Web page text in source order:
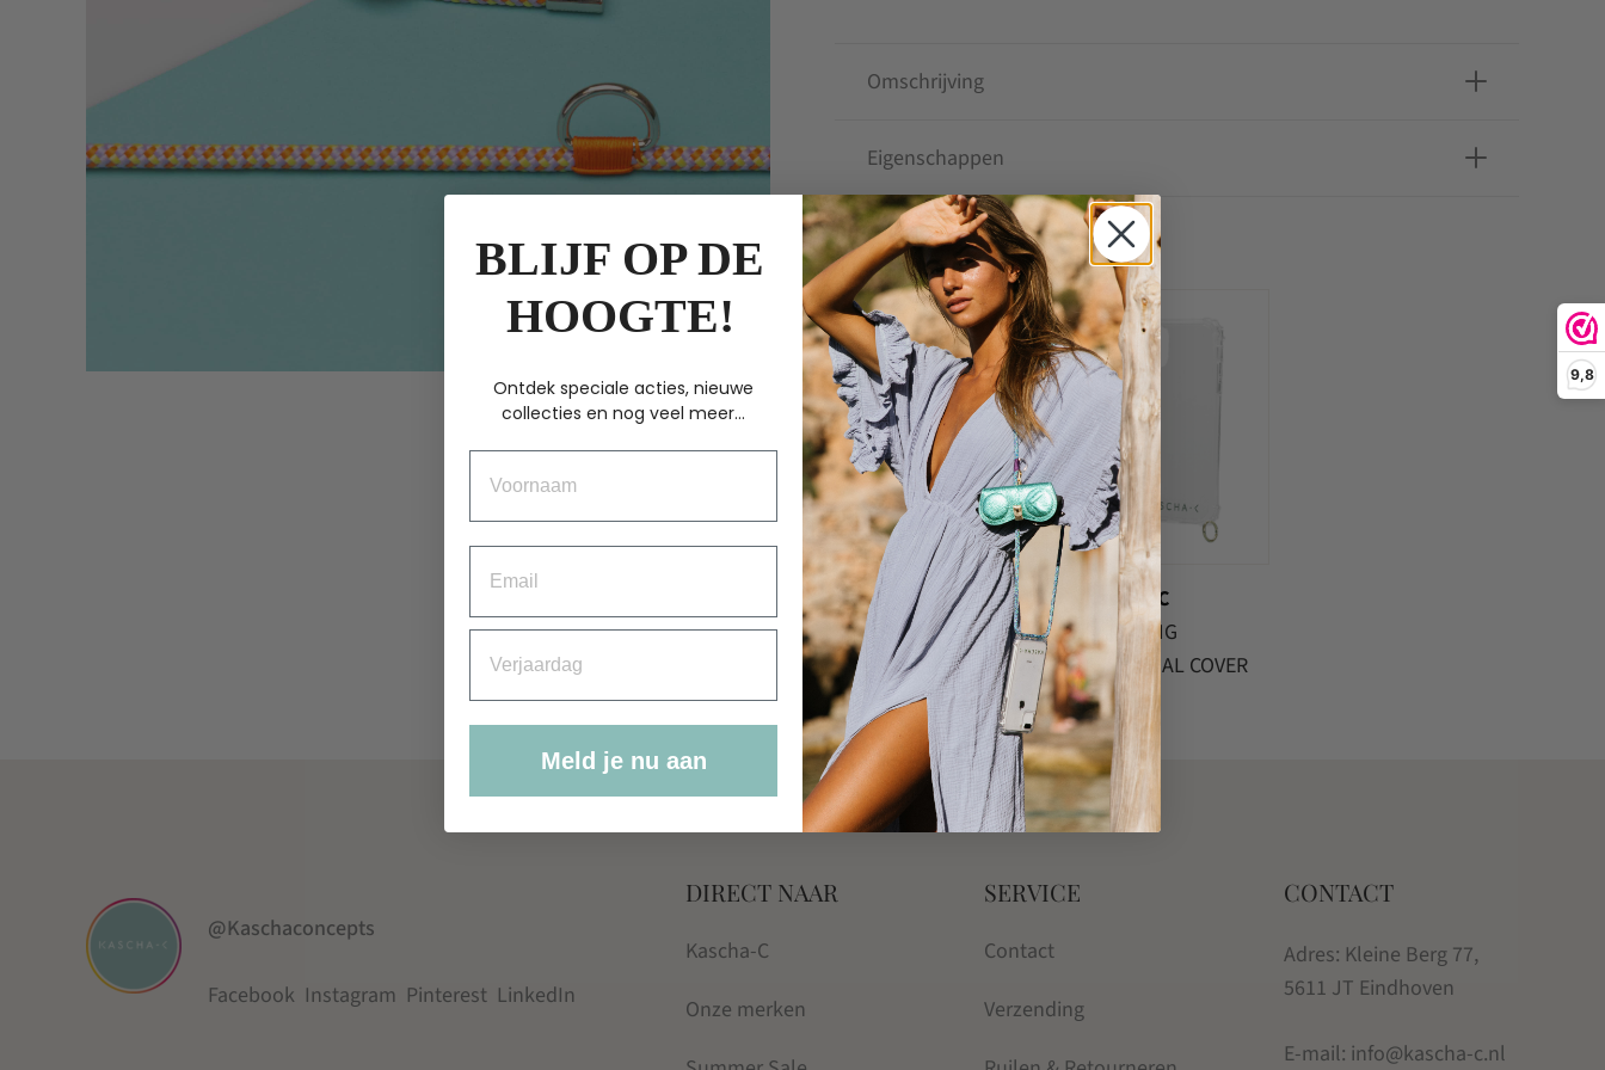
9,8
Omschrijving
Eigenschappen
ANDERE KOCHTEN OOK
Kascha-C
WALLET DE ROND
PLAIN ORANGE
€39.95
Kascha-C
SAMSUNG
ESSENTIAL COVER
€19.95
@Kaschaconcepts
Facebook Instagram Pinterest LinkedIn
DIRECT NAAR
Kascha-C
Onze merken
SERVICE
Contact
Verzending
CONTACT
Adres: Kleine Berg 77,
5611 JT Eindhoven
E-mail: info@kascha-c.nl
BLIJF OP DE
HOOGTE!
Ontdek speciale acties, nieuwe
collecties en nog veel meer...
Meld je nu aan